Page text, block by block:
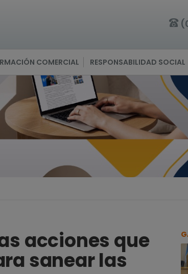
COMERCIAL RESPONSABILIDAD SOCIAL
acciones que
sanear las